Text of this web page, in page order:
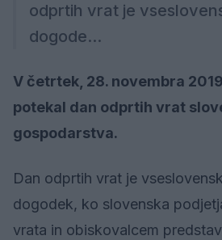
odprtih vrat je
dogode...
V četrtek, 28. novembra
potekal dan odprtih vrat
gospodarstva.
Dan odprtih vrat je
dogodek, ko slovenska
vrata in obiskovalcem